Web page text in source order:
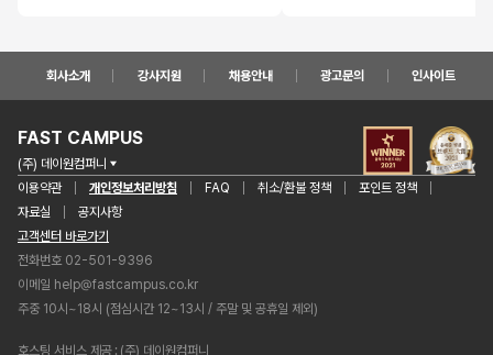
회사소개 강사지원 채용안내 광고문의 인사이트
FAST CAMPUS
(주) 데이원컴퍼니
이용약관
개인정보처리방침 FAQ 취소/환불 정책
포인트 정책
자료실
공지사항
고객센터 바로가기
전화번호 02-501-9396
이메일 help@fastcampus.co.kr
주중 10시~18시 (점심시간 12~13시 / 주말 및 공휴일 제외)
호스팅 서비스 제공 (주) 데이원컴퍼니